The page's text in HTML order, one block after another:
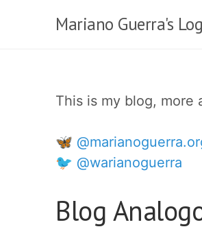
Mariano Guerra's Log
This is my blog, more
🦋
🐦 @warianoguerra
Blog